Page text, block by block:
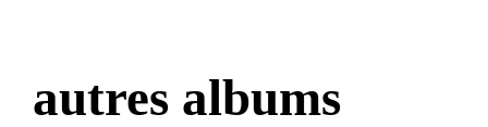
autres albums